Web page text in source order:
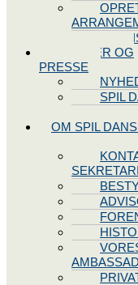
NYHEDER OG
PRESSE
SPIL
OM SPIL